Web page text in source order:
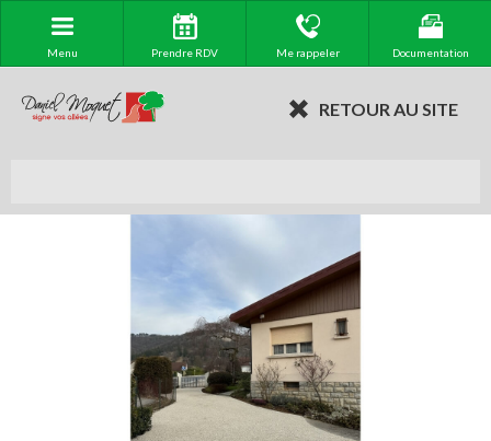
Menu Prendre RDV Me rappeler Documentation
RETOUR AU SITE